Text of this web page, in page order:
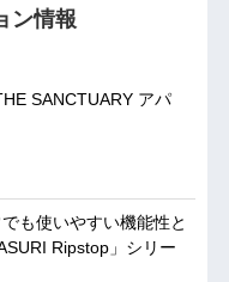
ン情報
SANCTUARY アパ
も使いやすい機能性と
Ripstop」シリー